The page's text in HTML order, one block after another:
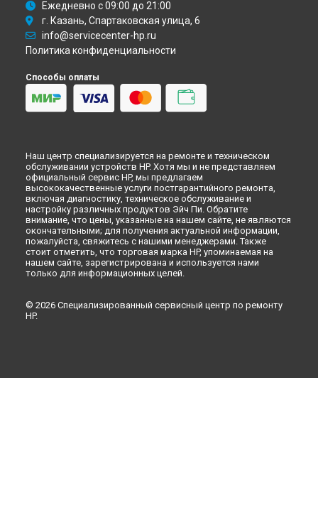
Ежедневно с 09:00 до 21:00
г. Казань, Спартаковская улица, 6
info@servicecenter-hp.ru
Политика конфиденциальности
Способы оплаты
Наш центр специализируется на ремонте и техническом
обслуживании устройств HP. Хотя мы и не представляем
официальный сервис HP, мы предлагаем
высококачественные услуги постгарантийного ремонта,
включая диагностику, техническое обслуживание и
настройку различных продуктов Эйч Пи. Обратите
внимание, что цены, указанные на нашем сайте, не являются
окончательными; для получения актуальной информации,
пожалуйста, свяжитесь с нашими менеджерами. Также
стоит отметить, что торговая марка HP, упоминаемая на
нашем сайте, зарегистрирована и используется нами
только для информационных целей.
© 2026 Специализированный сервисный центр по ремонту
HP.